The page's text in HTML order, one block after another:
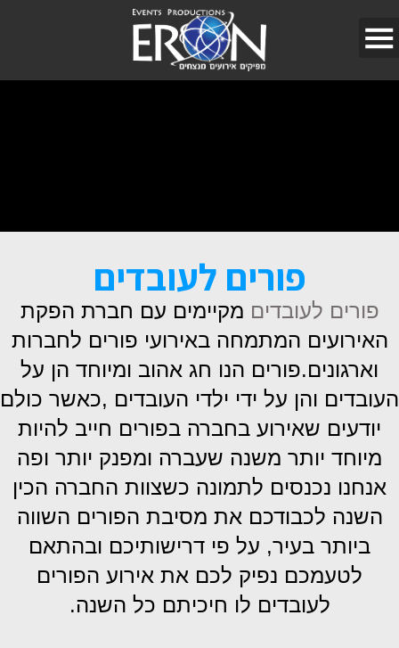
פורים לעובדים
פורים לעובדים מקיימים עם חברת הפקת
האירועים המתמחה באירועי פורים לחברות
וארגונים.פורים הנו חג אהוב ומיוחד הן על
העובדים והן על ידי ילדי העובדים ,כאשר כולם
יודעים שאירוע בחברה בפורים חייב להיות
מיוחד יותר משנה שעברה ומפנק יותר ופה
אנחנו נכנסים לתמונה כשצוות החברה הכין
השנה לכבודכם את מסיבת הפורים השווה
ביותר בעיר, על פי דרישותיכם ובהתאם
לטעמכם נפיק לכם את אירוע הפורים
לעובדים לו חיכיתם כל השנה.